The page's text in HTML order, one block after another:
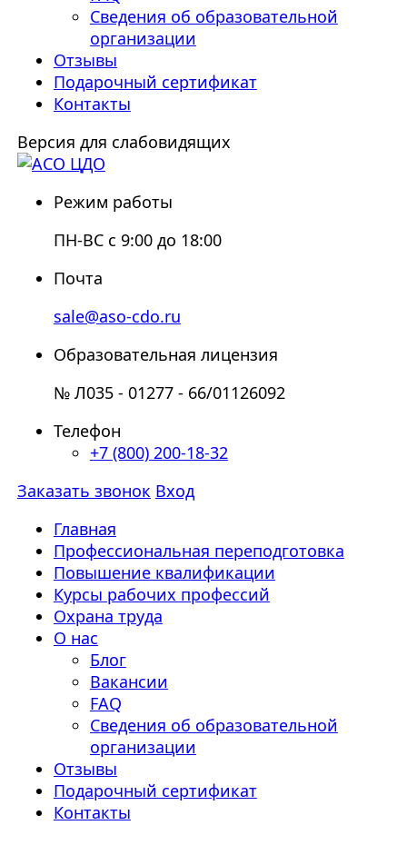
Сведения об образовательной
организации
Отзывы
Подарочный сертификат
Контакты
Версия для слабовидящих
Режим работы
ПН-ВС с 9:00 до 18:00
Почта
sale@aso-cdo.ru
Образовательная лицензия
№ Л035 - 01277 - 66/01126092
Телефон
+7 (800) 200-18-32
Заказать звонок Вход
Главная
Профессиональная переподготовка
Повышение квалификации
Курсы рабочих профессий
Охрана труда
О нас
Блог
Вакансии
FAQ
Сведения об образовательной
организации
Отзывы
Подарочный сертификат
Контакты